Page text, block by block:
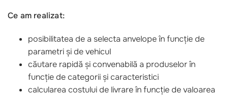
Ce am realizat:
posibilitatea de a selecta anvelope în funcție de
parametri și de vehicul
căutare rapidă și convenabilă a produselor în
funcție de categorii și caracteristici
calcularea costului de livrare în funcție de valoarea